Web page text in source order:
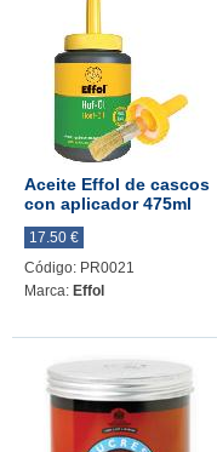
Aceite Effol de cascos
con aplicador 475ml
17.50 €
Código: PR0021
Marca: Effol